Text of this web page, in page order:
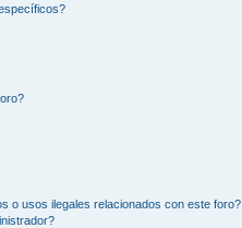
o usos ilegales relacionados con este foro?